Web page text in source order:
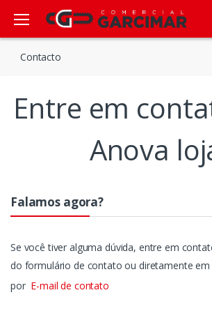
Contacto
Entre em
Anova
Falamos agora?
Se você tiver alguma dúvida, entre em
do formulário de contato ou diretamente em
por E-mail de contato